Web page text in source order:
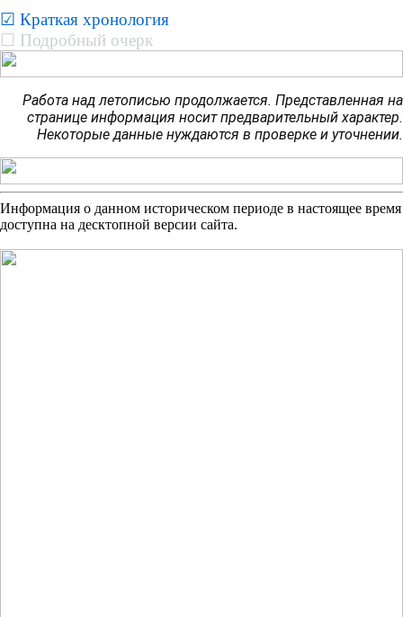
☑ Краткая хронология
☐ Подробный очерк
Работа над летописью продолжается. Представленная на
странице информация носит предварительный характер.
Некоторые данные нуждаются в проверке и уточнении.
Информация о данном историческом периоде в настоящее время
доступна на десктопной версии сайта.